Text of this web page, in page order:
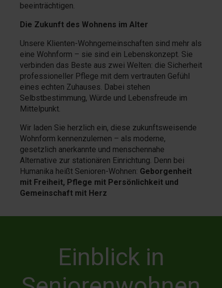
beeinträchtigen.
Die Zukunft des Wohnens im Alter
Unsere Klienten-Wohngemeinschaften sind mehr als
eine Wohnform – sie sind ein Lebenskonzept. Sie
verbinden das Beste aus zwei Welten: die Sicherheit
professioneller Pflege mit dem vertrauten Gefühl
eines echten Zuhauses. Dabei stehen
Selbstbestimmung, Würde und Lebensfreude im
Mittelpunkt.
Wir laden Sie herzlich ein, diese zukunftsweisende
Wohnform kennenzulernen – als moderne,
gesetzlich anerkannte und menschennahe
Alternative zur stationären Einrichtung. Denn bei
Humanika heißt Senioren-Wohnen: Geborgenheit
mit Freiheit, Pflege mit Persönlichkeit und
Gemeinschaft mit Herz
Einblick in